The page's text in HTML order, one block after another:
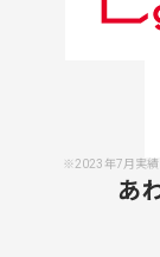
※2023年7月実績
あ